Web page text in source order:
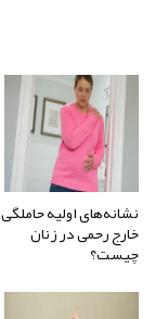
نشانه‌های اولیه حاملگی
خارج رحمی در زنان
چیست؟